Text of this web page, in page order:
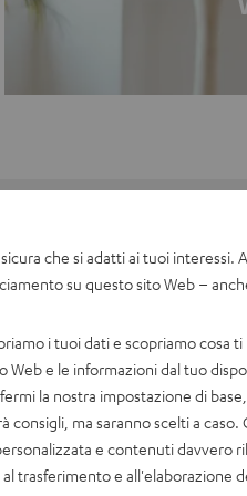
such as 2.1, 5.1, 7.1 or
it is abbreviated as 2.1. The first
1) represents the number of
5 plus 1 additional subwoofer. In
All speakers receive a separate sound
che si adatti ai tuoi interessi.
su questo sito Web –
i tuoi dati e scopriamo cosa ti
e le informazioni dal tuo
la nostra impostazione di
consigli, ma saranno scelti a caso.
e contenuti davvero
trasferimento e all'elaborazione